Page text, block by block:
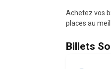
Achetez vos
places au
Billets